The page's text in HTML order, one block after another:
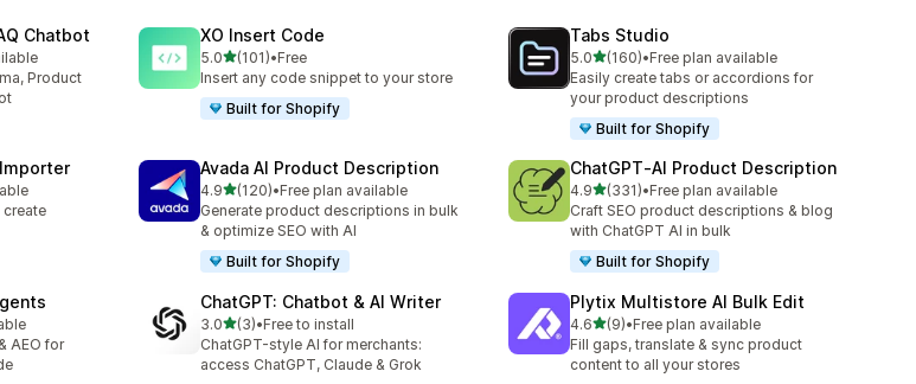
Chatbot
Product
XO Insert Code
5.0별 5개 중
(101)
총 리뷰 101개
•Free
Insert any code snippet to your store
Built for Shopify
Tabs Studio
5.0별 5개 중
(160)
총 리뷰 160개
•Free plan available
Easily create tabs or accordions for
your product descriptions
Built for Shopify
Avada AI Product Description
4.9별 5개 중
(120)
총 리뷰 120개
•Free plan available
Generate product descriptions in bulk
& optimize SEO with AI
Built for Shopify
ChatGPT‑AI Product Description
4.9별 5개 중
(331)
총 리뷰 331개
•Free plan available
Craft SEO product descriptions & blog
with ChatGPT AI in bulk
Built for Shopify
AEO for
ChatGPT: Chatbot & AI Writer
3.0별 5개 중
(3)
총 리뷰 3개
•Free to install
ChatGPT-style AI for merchants:
access ChatGPT, Claude & Grok
Plytix Multistore AI Bulk Edit
4.6별 5개 중
(9)
총 리뷰 9개
•Free plan available
Fill gaps, translate & sync product
content to all your stores